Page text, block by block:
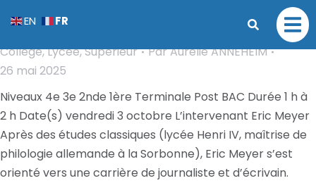
et/ou monstre ?
Collège,Lycée,Supérieur ParAurélie ANNEHEIM
26 mai 2025
Niveaux 4e 3e 2nde 1ère Terminale Post BAC Durée 1 h à
2 h Date(s) vendredi 3 octobre L’intervenant Eric Meyer
Après des études classiques (lycée Henri IV, maîtrise de
philologie allemande à la Sorbonne), Eric Meyer s’est
orienté vers une carrière de journaliste et d’écrivain.
EN FR